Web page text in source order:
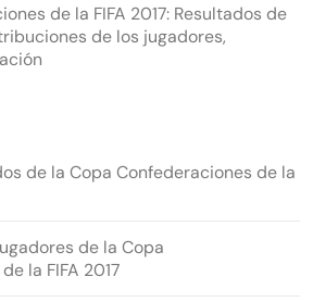
de la FIFA 2017: Resultados de
de los jugadores,
de la Copa Confederaciones de la
de la Copa
la FIFA 2017